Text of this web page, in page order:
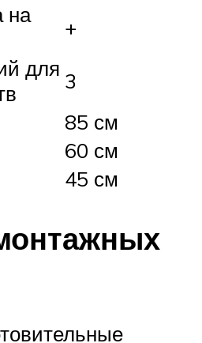
на
+
для 3
85 см
60 см
45 см